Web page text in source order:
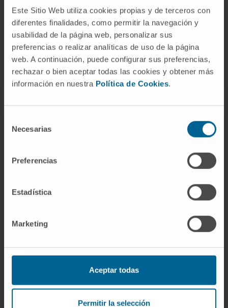
Este Sitio Web utiliza cookies propias y de terceros con
diferentes finalidades, como permitir la navegación y
usabilidad de la página web, personalizar sus
preferencias o realizar analíticas de uso de la página
web. A continuación, puede configurar sus preferencias,
rechazar o bien aceptar todas las cookies y obtener más
información en nuestra Política de Cookies.
Necesarias
Preferencias
Estadística
Marketing
Aceptar todas
Permitir la selección
les patients et les visiteurs, situé dans le
bâtiment de la Clinique elle-même.
EN SAVOIR PLUS SUR LE SERVICE DE PARKING
L'innovation technologique
comme proposition de valeur
la plus grande et de la plus avancée technologie du
IRM 3T
Elle adapte l'examen d'imagerie aux